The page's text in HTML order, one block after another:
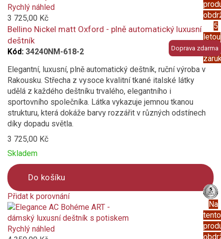
5
letou
added
to
compare
Doprava zdarma
Na
tento
Rychlý náhled
3 725,00 Kč
Bellino Nickel matt Oxford - plně automatický luxusní
deštník
Kód: 34240NM-618-2
Elegantní, luxusní, plně automatický deštník, ruční výroba v
Rakousku. Střecha z vysoce kvalitní tkané italské látky
udělá z každého deštníku trvalého, elegantního i
sportovního společníka. Látka vykazuje jemnou tkanou
strukturu, která dokáže barvy rozzářit v různých odstínech
díky dopadu světla.
3 725,00 Kč
Skladem
Do košíku
Přidat k porovnání
Product
is
added
Rychlý náhled